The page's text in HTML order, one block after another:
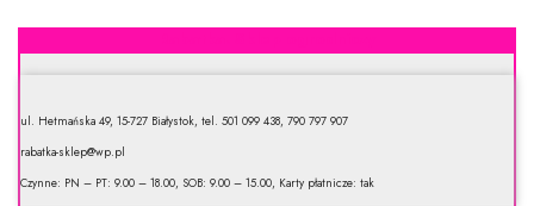
ul. Hetmańska 49, 15-727 Białystok, tel. 501 099 438, 790 797 907
rabatka-sklep@wp.pl
Czynne: PN – PT: 9.00 – 18.00, SOB: 9.00 – 15.00, Karty płatnicze: tak